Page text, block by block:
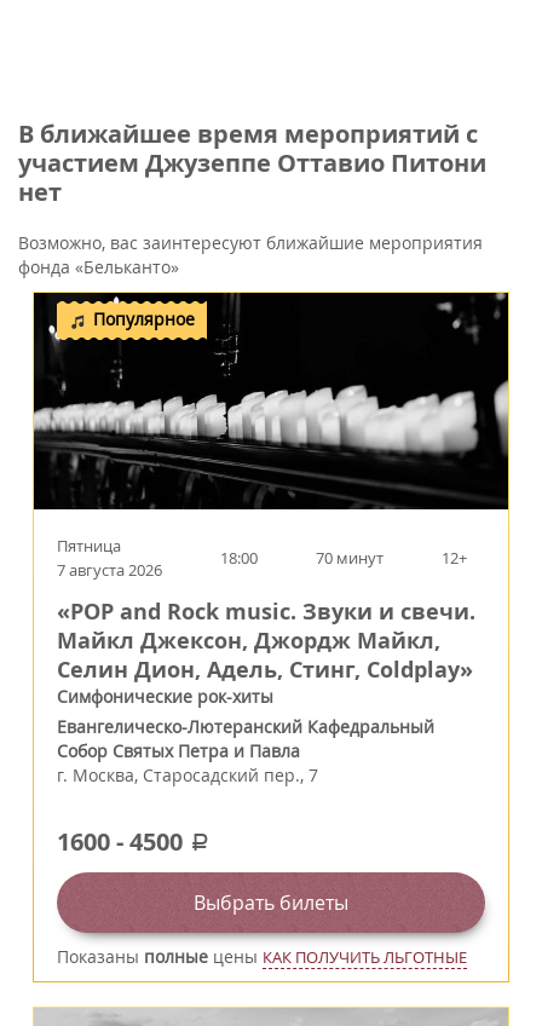
В ближайшее время мероприятий с
участием Джузеппе Оттавио Питони
нет
Возможно, вас заинтересуют ближайшие мероприятия
фонда «Бельканто»
Популярное
Пятница
7 августа 2026
18:00 70 минут 12+
«POP and Rock music. Звуки и свечи.
Майкл Джексон, Джордж Майкл,
Селин Дион, Адель, Стинг, Coldplay»
Симфонические рок-хиты
Евангелическо-Лютеранский Кафедральный
Собор Святых Петра и Павла
г. Москва, Старосадский пер., 7
1600-4500 a
Выбрать билеты
Показаны полные цены КАК ПОЛУЧИТЬ ЛЬГОТНЫЕ